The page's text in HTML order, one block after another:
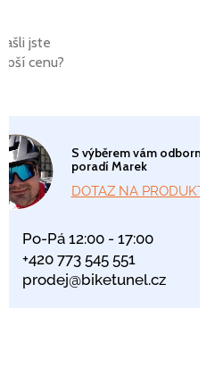
jste
cenu?
S výběrem vám odborně
poradí Marek
DOTAZ NA PRODUKT
Po-Pá 12:00 - 17:00
+420 773 545 551
prodej@biketunel.cz